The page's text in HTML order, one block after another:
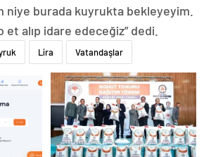
niye burada kuyrukta bekleyeyim.
et alıp idare edeceğiz” dedi.
Lira Vatandaşlar